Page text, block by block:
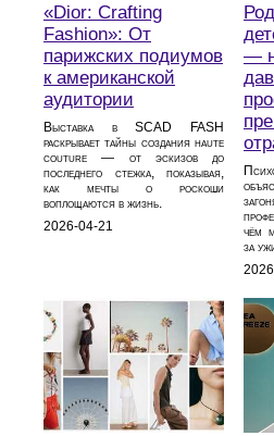
«Dior: Crafting
Fashion»: От
парижских подиумов
к американской
аудитории
Выставка в SCAD FASH
раскрывает тайны создания haute
couture — от эскизов до
последнего стежка, показывая,
как мечты о роскоши
воплощаются в жизнь.
2026-04-21
—
чём
за